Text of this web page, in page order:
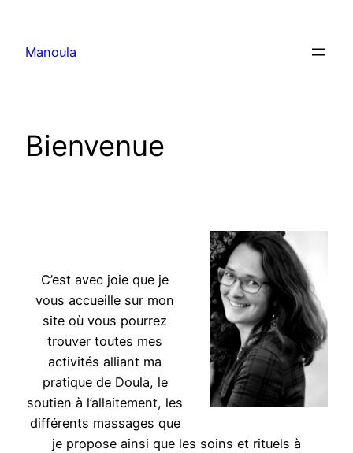
contenu
Manoula
Bienvenue
C’est avec joie que je
vous accueille sur mon
site où vous pourrez
trouver toutes mes
activités alliant ma
pratique de Doula, le
soutien à l’allaitement, les
différents massages que
je propose ainsi que les soins et rituels à